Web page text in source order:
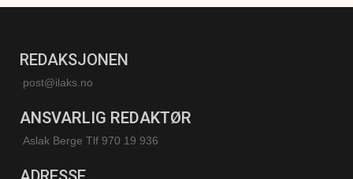
REDAKSJONEN
post@ilaks.no
ANSVARLIG REDAKTØR
Aslak Berge Tlf 970 19 936